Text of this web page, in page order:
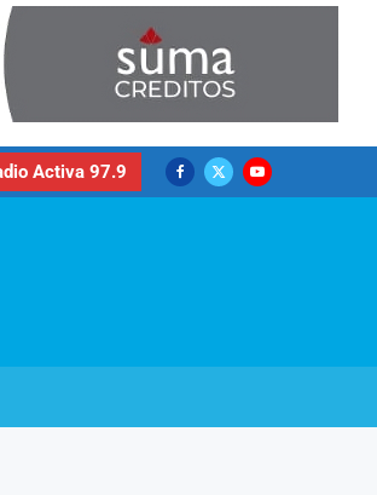
Activa 97.9